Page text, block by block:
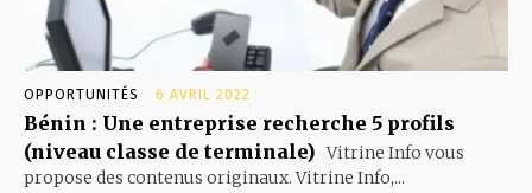
OPPORTUNITÉS 6 AVRIL 2022
Bénin : Une entreprise recherche 5 profils
(niveau classe de terminale) Vitrine Info vous
propose des contenus originaux. Vitrine Info,...